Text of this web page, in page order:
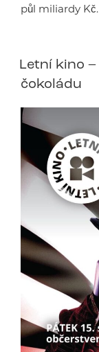
půl miliardy Kč.
Letní kino
čokoládu